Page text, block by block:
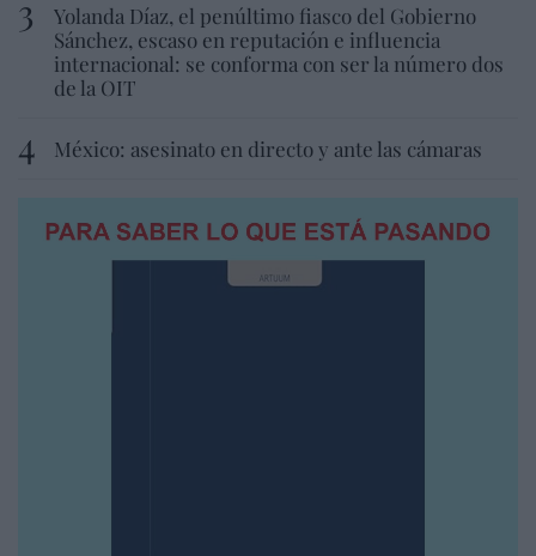
Yolanda Díaz, el penúltimo fiasco del Gobierno
Sánchez, escaso en reputación e influencia
internacional: se conforma con ser la número dos
de la OIT
México: asesinato en directo y ante las cámaras